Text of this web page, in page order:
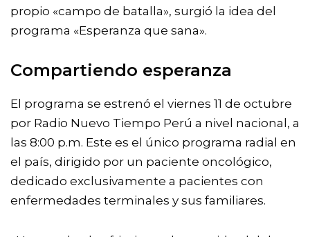
propio «campo de batalla», surgió la idea del
programa «Esperanza que sana».
Compartiendo esperanza
El programa se estrenó el viernes 11 de octubre
por Radio Nuevo Tiempo Perú a nivel nacional, a
las 8:00 p.m. Este es el único programa radial en
el país, dirigido por un paciente oncológico,
dedicado exclusivamente a pacientes con
enfermedades terminales y sus familiares.